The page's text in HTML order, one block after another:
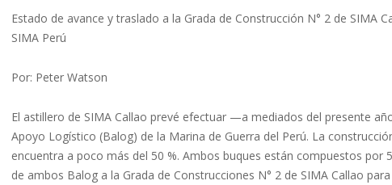
Estado de avance y traslado a la Grada de Construcción N° 2 de SIMA
SIMA Perú
Por: Peter Watson
El astillero de SIMA Callao prevé efectuar —a mediados del presente
Apoyo Logístico (Balog) de la Marina de Guerra del Perú. La
encuentra a poco más del 50 %. Ambos buques están compuestos por
de ambos Balog a la Grada de Construcciones N° 2 de SIMA Callao